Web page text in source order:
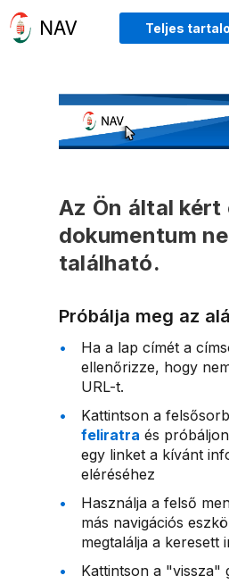
Teljes
Az Ön által
dokumentum
található.
Próbálja meg az
Ha a lap címét a
ellenőrizze, hogy
URL-t.
Kattintson a
feliratra és
egy linket a kívánt
eléréséhez
Használja a felső
más navigációs
megtalálja a keresett
Kattintson a "vissza"